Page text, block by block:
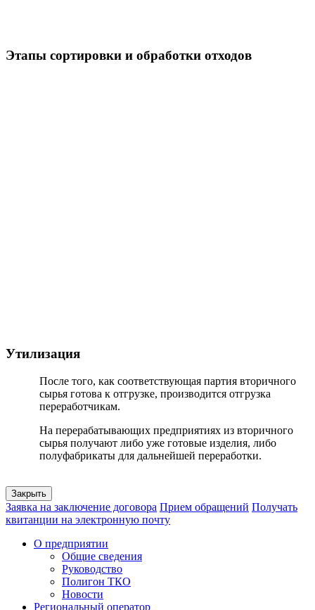
Этапы сортировки и обработки отходов
Утилизация
После того, как соответствующая партия вторичного
сырья готова к отгрузке, производится отгрузка
переработчикам.
На перерабатывающих предприятиях из вторичного
сырья получают либо уже готовые изделия, либо
полуфабрикаты для дальнейшей переработки.
Закрыть
Заявка на заключение договора Прием обращений Получать
квитанции на электронную почту
О предприятии
Общие сведения
Руководство
Полигон ТКО
Новости
Региональный оператор